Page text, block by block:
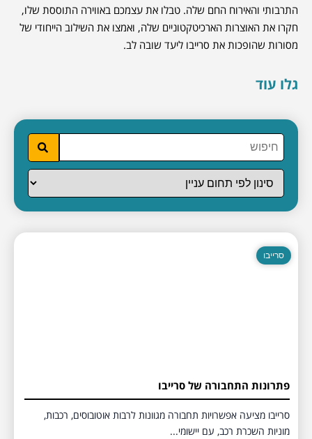
התרבותי והאירוח החם שלה. טבלו את עצמכם באווירה התוססת שלו,
חקרו את האוצרות הארכיטקטוניים שלה, ואמצו את השילוב הייחודי של
מסורות שהופכות את סרייבו ליעד שובה לב.
גלו עוד
סרייבו
פתרונות התחבורה של סרייבו
סרייבו מציעה אפשרויות תחבורה מגוונות לרבות אוטובוסים, רכבות,
מוניות השכרת רכב, עם יישומי...